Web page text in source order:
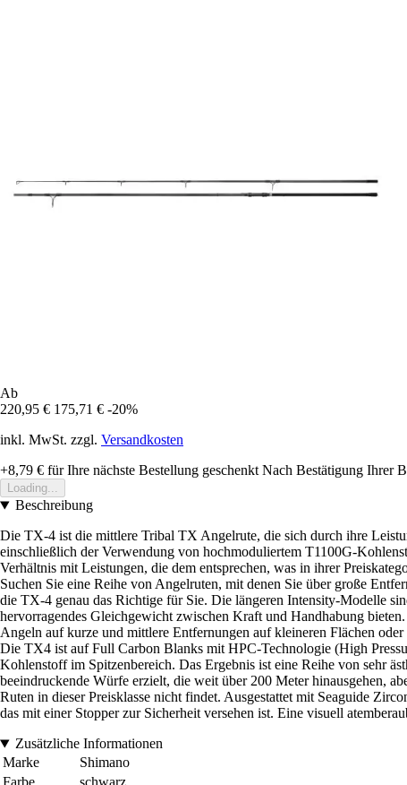
Ab
220,95 € 175,71 € -20%
inkl. MwSt. zzgl. Versandkosten
+8,79 € für Ihre nächste Bestellung geschenkt Nach Bestätigung Ihrer
Loading...
Beschreibung
Die TX-4 ist die mittlere Tribal TX Angelrute, die sich durch ihre
einschließlich der Verwendung von hochmoduliertem T1100G-
Verhältnis mit Leistungen, die dem entsprechen, was in ihrer
Suchen Sie eine Reihe von Angelruten, mit denen Sie über große
die TX-4 genau das Richtige für Sie. Die längeren Intensity-Modelle
hervorragendes Gleichgewicht zwischen Kraft und Handhabung
Angeln auf kurze und mittlere Entfernungen auf kleineren Flächen
Die TX4 ist auf Full Carbon Blanks mit HPC-Technologie (High
Kohlenstoff im Spitzenbereich. Das Ergebnis ist eine Reihe von sehr
beeindruckende Würfe erzielt, die weit über 200 Meter hinausgehen,
Ruten in dieser Preisklasse nicht findet. Ausgestattet mit Seaguide
das mit einer Stopper zur Sicherheit versehen ist. Eine visuell
Zusätzliche Informationen
Marke
Shimano